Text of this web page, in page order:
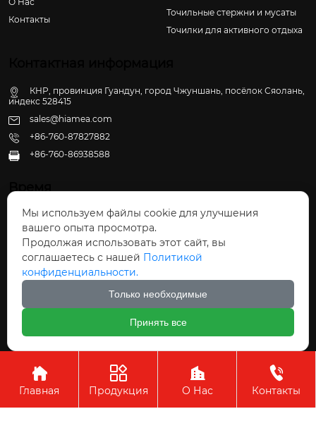
Контакты
Точильные стержни и мусаты
Точилки для активного отдыха
КНР, провинция Гуандун, город Чжуншань, посёлок Сяолань,
индекс 528415
sales@hiamea.com
+86-760-87827882
 +86-760-86938588
Время
Пн - Пт: 09:30 - 22:00
Сб - Вс: 10:00 - 22:30
Авторское право©ООО Чжуншань Хайвэй
Кухонные Принадлежности

Главная

Продукция

О Нас

Контакты
Мы используем файлы cookie для улучшения
вашего опыта просмотра.
Продолжая использовать этот сайт, вы
соглашаетесь с нашей Политикой
конфиденциальности.
Только необходимые
Принять все